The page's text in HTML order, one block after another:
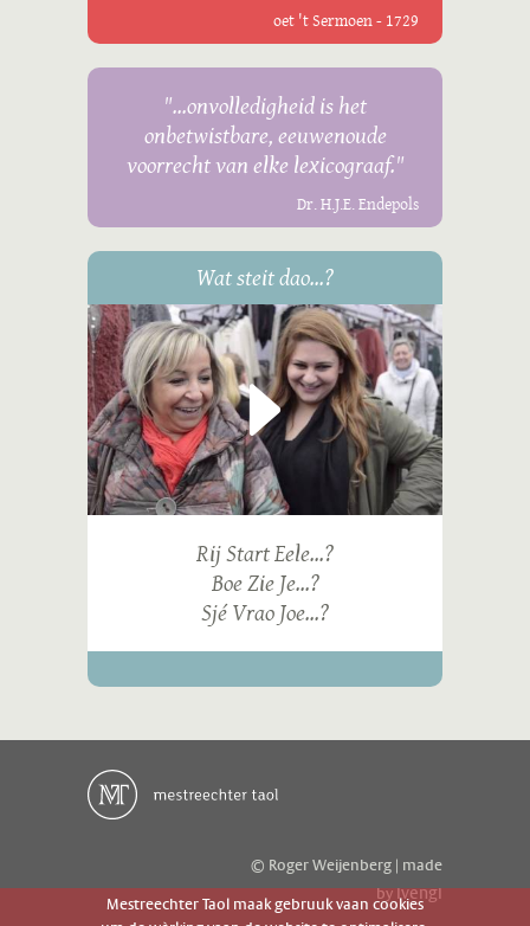
oet 't Sermoen - 1729
"...onvolledigheid is het
onbetwistbare, eeuwenoude
voorrecht van elke lexicograaf."
Dr. H.J.E. Endepols
Wat steit dao...?
Rij Start Eele...?
Boe Zie Je...?
Sjé Vrao Joe...?
© Roger Weijenberg | made
byivengi
Mestreechter Taol maak gebruuk vaan cookies